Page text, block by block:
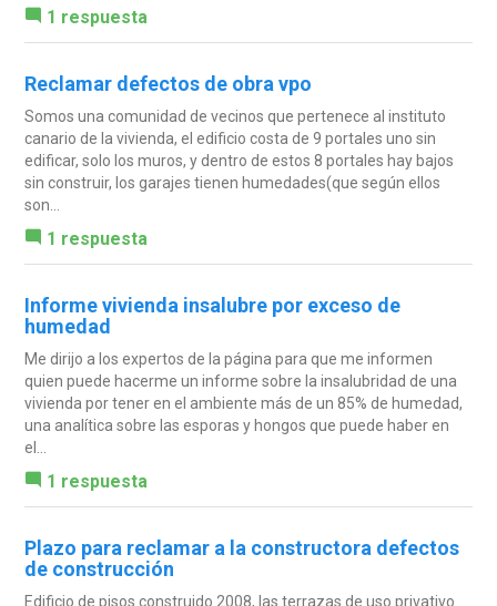
1 respuesta
Reclamar defectos de obra vpo
Somos una comunidad de vecinos que pertenece al instituto
canario de la vivienda, el edificio costa de 9 portales uno sin
edificar, solo los muros, y dentro de estos 8 portales hay bajos
sin construir, los garajes tienen humedades(que según ellos
son...
1 respuesta
Informe vivienda insalubre por exceso de
humedad
Me dirijo a los expertos de la página para que me informen
quien puede hacerme un informe sobre la insalubridad de una
vivienda por tener en el ambiente más de un 85% de humedad,
una analítica sobre las esporas y hongos que puede haber en
el...
1 respuesta
Plazo para reclamar a la constructora defectos
de construcción
Edificio de pisos construido 2008, las terrazas de uso privativo